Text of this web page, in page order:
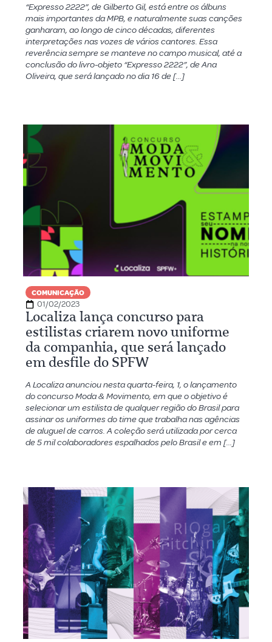
“Expresso 2222”, de Gilberto Gil, está entre os álbuns
mais importantes da MPB, e naturalmente suas canções
ganharam, ao longo de cinco décadas, diferentes
interpretações nas vozes de vários cantores. Essa
reverência sempre se manteve no campo musical, até a
conclusão do livro-objeto “Expresso 2222”, de Ana
Oliveira, que será lançado no dia 16 de […]
COMUNICAÇÃO
01/02/2023
Localiza lança concurso para
estilistas criarem novo uniforme
da companhia, que será lançado
em desfile do SPFW
A Localiza anunciou nesta quarta-feira, 1, o lançamento
do concurso Moda & Movimento, em que o objetivo é
selecionar um estilista de qualquer região do Brasil para
assinar os uniformes do time que trabalha nas agências
de aluguel de carros. A coleção será utilizada por cerca
de 5 mil colaboradores espalhados pelo Brasil e em […]